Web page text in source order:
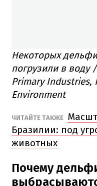
Некоторых
погрузили в
Primary Industries,
Environment
ЧИТАЙТЕ ТАКЖЕ
Бразилии: под
животных
Почему